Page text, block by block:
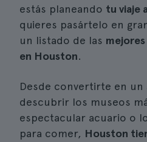
estás planeando tu viaje
quieres pasártelo en
un listado de las
en Houston.
Desde convertirte en un
descubrir los museos
espectacular acuario o
para comer, Houston